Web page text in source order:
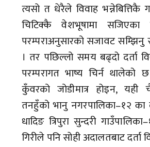
त्यसो त धेरैले विवाह भन्नेबित्तिकै
चिटिक्कै वेशभूषामा सजिएका
परम्पराअनुसारको सजावट सम्झिनु
। तर पछिल्लो समय बढ्दो दर्ता
परम्परागत भाष्य चिर्न
कुँवरको जोडीमात्र होइन,
तनहुँको भानु नगरपालिका–१२
धादिङ त्रिपुरा सुन्दरी
गिरीले पनि सोही अदालतबाट दर्ता